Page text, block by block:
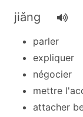
jiǎng
parler
expliquer
négocier
mettre
attacher